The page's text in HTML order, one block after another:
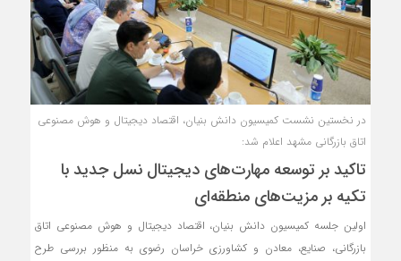
در نخستین نشست کمیسیون دانش بنیان، اقتصاد دیجیتال و هوش مصنوعی
اتاق بازرگانی مشهد اعلام شد:
تاکید بر توسعه مهارت‌های دیجیتال نسل جدید با
تکیه بر مزیت‌های منطقه‌ای
اولین جلسه کمیسیون دانش بنیان، اقتصاد دیجیتال و هوش مصنوعی اتاق
بازرگانی، صنایع، معادن و کشاورزی خراسان رضوی به منظور بررسی طرح